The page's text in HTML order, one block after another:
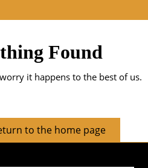
Found
it happens to the best of us.
to the home pageReturn
to